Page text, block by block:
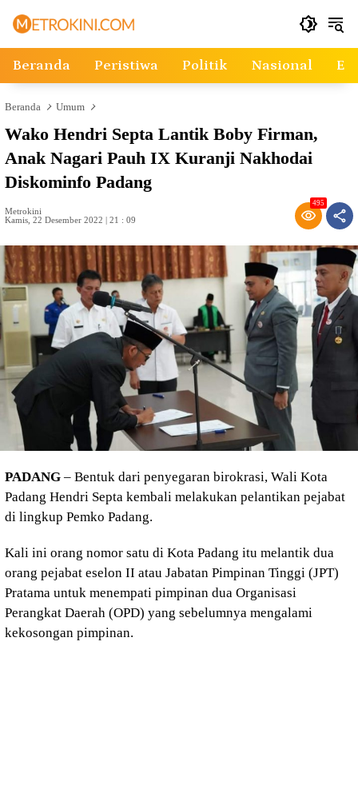
Beranda Peristiwa Politik Nasional
Beranda Umum
Wako Hendri Septa Lantik Boby Firman,
Anak Nagari Pauh IX Kuranji Nakhodai
Diskominfo Padang
Metrokini
Kamis, 22 Desember 2022 | 21 : 09
495
PADANG – Bentuk dari penyegaran birokrasi, Wali Kota
Padang Hendri Septa kembali melakukan pelantikan pejabat
di lingkup Pemko Padang.
Kali ini orang nomor satu di Kota Padang itu melantik dua
orang pejabat eselon II atau Jabatan Pimpinan Tinggi (JPT)
Pratama untuk menempati pimpinan dua Organisasi
Perangkat Daerah (OPD) yang sebelumnya mengalami
kekosongan pimpinan.